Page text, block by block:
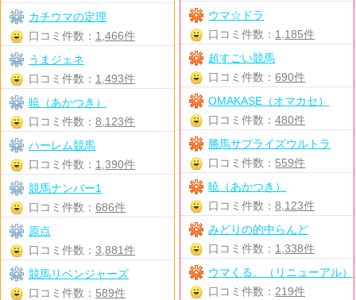
ウマ☆ドラ
口コミ件数： 1,185件
超すごい競馬
口コミ件数：690件
OMAKASE（オマカセ）
口コミ件数：480件
勝馬サプライズウルトラ
口コミ件数： 559件
暁（あかつき）
口コミ件数：8,123件
みどりの的中らんど
口コミ件数： 1,338件
ウマくる。（リニューアル）
口コミ件数： 219件
カチウマの定理
口コミ件数： 1,466件
うまジェネ
口コミ件数： 1,493件
暁（あかつき）
口コミ件数： 8,123件
ハーレム競馬
口コミ件数： 1,390件
競馬ナンバー1
口コミ件数： 686件
原点
口コミ件数： 3,881件
競馬リベンジャーズ
口コミ件数： 589件